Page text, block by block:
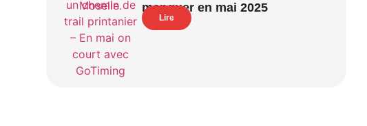
manquer en mai 2025
Lire